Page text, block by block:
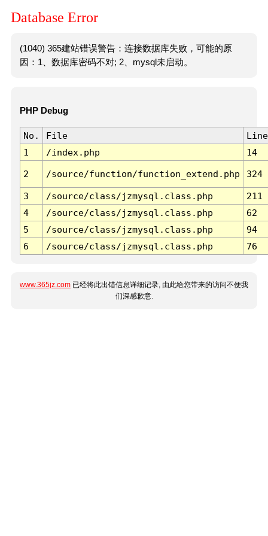
Database Error
(1040) 365建站错误警告：连接数据库失败，可能的原
因：1、数据库密码不对; 2、mysql未启动。
PHP Debug
No. File
Line
1
/index.php 14
2 /source/function/function_extend.php 324
3 /source/class/jzmysql.class.php
211
4
/source/class/jzmysql.class.php
62
5
/source/class/jzmysql.class.php
94
6
/source/class/jzmysql.class.php 76
www.365jz.com 已经将此出错信息详细记录, 由此给您带来的访问不便我
们深感歉意.